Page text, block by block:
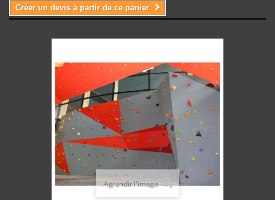
Créer un devis à partir de ce panier
Agrandir l'image